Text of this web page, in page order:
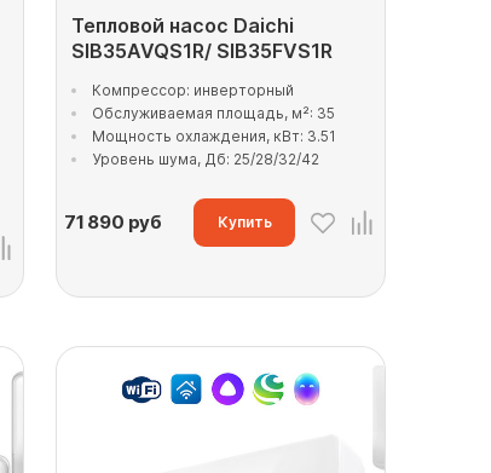
Тепловой насос Daichi
SIB35AVQS1R/ SIB35FVS1R
Компрессор: инверторный
Обслуживаемая площадь, м²: 35
Мощность охлаждения, кВт: 3.51
Уровень шума, Дб: 25/28/32/42
71 890 руб Купить